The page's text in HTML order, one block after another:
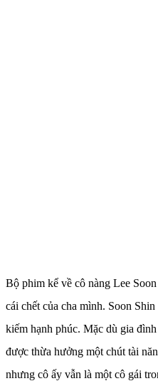
Bộ phim kể về cô nàng Lee
cái chết của cha mình. Soon
kiếm hạnh phúc. Mặc dù gia
được thừa hưởng một chút tài
nhưng cô ấy vẫn là một cô gái